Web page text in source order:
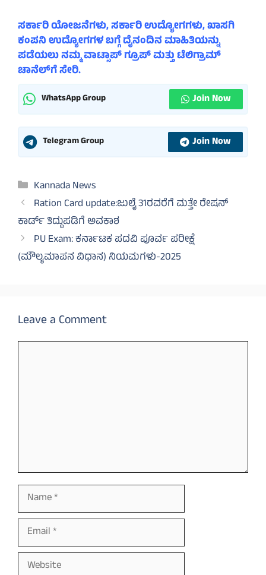
ಸರ್ಕಾರಿ ಯೋಜನೆಗಳು, ಸರ್ಕಾರಿ ಉದ್ಯೋಗಗಳು, ಖಾಸಗಿ
ಕಂಪನಿ ಉದ್ಯೋಗಗಳ ಬಗ್ಗೆ ದೈನಂದಿನ ಮಾಹಿತಿಯನ್ನು
ಪಡೆಯಲು ನಮ್ಮ ವಾಟ್ಸಾಪ್ ಗ್ರೂಪ್ ಮತ್ತು ಟೆಲಿಗ್ರಾಮ್
ಚಾನೆಲ್‌ಗೆ ಸೇರಿ.
WhatsApp Group Join Now
Telegram Group Join Now
Categories
Kannada News
Ration Card update:ಜುಲೈ 31ರವರೆಗೆ ಮತ್ತೇ ರೇಷನ್
ಕಾರ್ಡ್ ತಿದ್ದುಪಡಿಗೆ ಅವಕಾಶ
PU Exam: ಕರ್ನಾಟಕ ಪದವಿ ಪೂರ್ವ ಪರೀಕ್ಷೆ
(ಮೌಲ್ಯಮಾಪನ ವಿಧಾನ) ನಿಯಮಗಳು-2025
Leave a Comment
Comment
Name
Email
Website